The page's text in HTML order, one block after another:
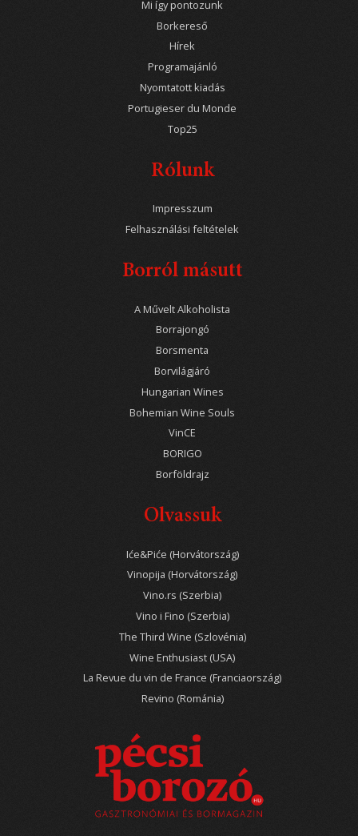
Mi így pontozunk
Borkereső
Hírek
Programajánló
Nyomtatott kiadás
Portugieser du Monde
Top25
Rólunk
Impresszum
Felhasználási feltételek
Borról másutt
A Művelt Alkoholista
Borrajongó
Borsmenta
Borvilágjáró
Hungarian Wines
Bohemian Wine Souls
VinCE
BORIGO
Borföldrajz
Olvassuk
Iće&Piće (Horvátország)
Vinopija (Horvátország)
Vino.rs (Szerbia)
Vino i Fino (Szerbia)
The Third Wine (Szlovénia)
Wine Enthusiast (USA)
La Revue du vin de France (Franciaország)
Revino (Románia)